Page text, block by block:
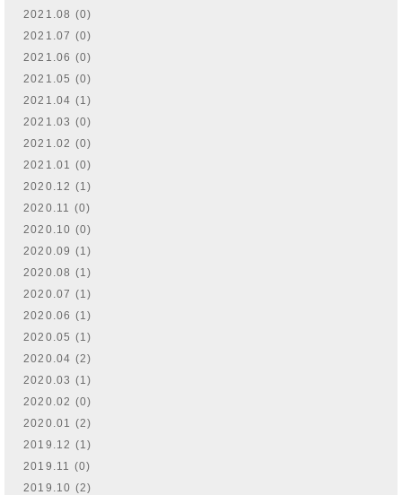
2021.08 (0)
2021.07 (0)
2021.06 (0)
2021.05 (0)
2021.04 (1)
2021.03 (0)
2021.02 (0)
2021.01 (0)
2020.12 (1)
2020.11 (0)
2020.10 (0)
2020.09 (1)
2020.08 (1)
2020.07 (1)
2020.06 (1)
2020.05 (1)
2020.04 (2)
2020.03 (1)
2020.02 (0)
2020.01 (2)
2019.12 (1)
2019.11 (0)
2019.10 (2)